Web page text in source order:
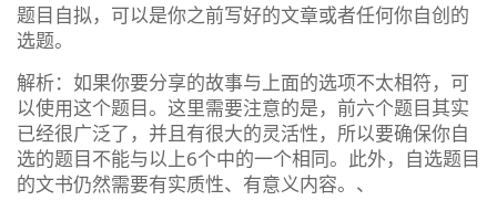
题目自拟，可以是你之前写好的文章或者任何你自创的
选题。
解析：如果你要分享的故事与上面的选项不太相符，可
以使用这个题目。这里需要注意的是，前六个题目其实
已经很广泛了，并且有很大的灵活性，所以要确保你自
选的题目不能与以上6个中的一个相同。此外，自选题目
的文书仍然需要有实质性、有意义内容。、